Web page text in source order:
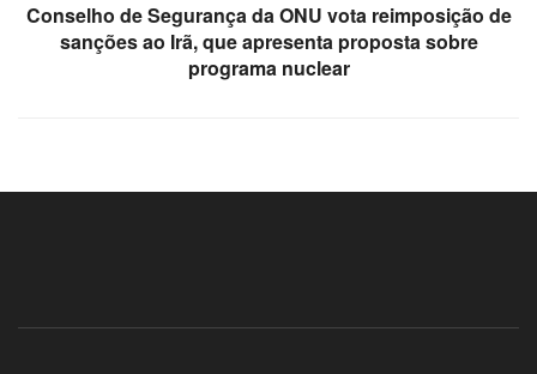
Conselho de Segurança da ONU vota reimposição de
sanções ao Irã, que apresenta proposta sobre
programa nuclear